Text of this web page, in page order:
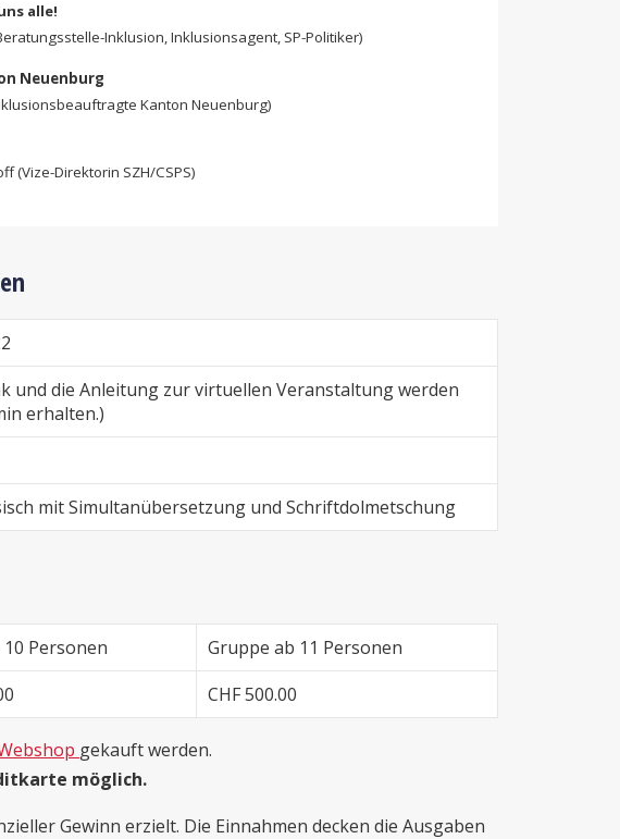
alle!
Inklusion, Inklusionsagent, SP-Politiker)
Neuenburg
Kanton Neuenburg)
(Vize-Direktorin SZH/CSPS)
und die Anleitung zur virtuellen Veranstaltung werden
erhalten.)
mit Simultanübersetzung und Schriftdolmetschung
Personen
Gruppe ab 11 Personen
CHF 500.00
gekauft werden.
möglich.
Gewinn erzielt. Die Einnahmen decken die Ausgaben